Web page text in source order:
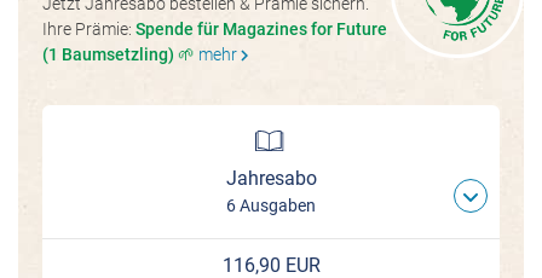
Ihre Prämie: Spende für Magazines for Future
(1 Baumsetzling) 🌱 mehrchevron_right
Jahresabo
6 Ausgaben
116,90 EUR